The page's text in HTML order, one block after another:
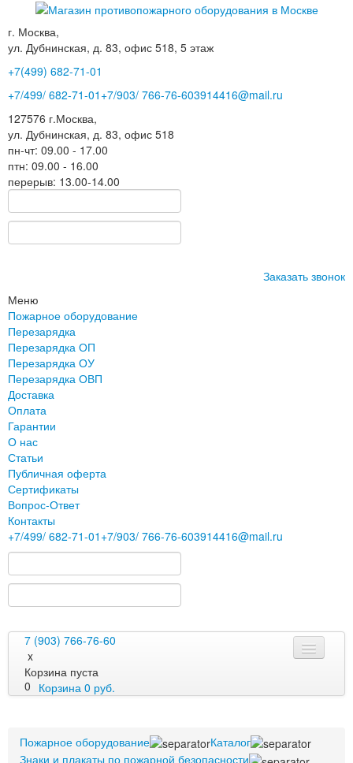
г. Москва,
ул. Дубнинская, д. 83, офис 518, 5 этаж
+7(499) 682-71-01
+7/499/ 682-71-01 +7/903/ 766-76-603914416@mail.ru
127576 г.Москва,
ул. Дубнинская, д. 83, офис 518
пн-чт: 09.00 - 17.00
птн: 09.00 - 16.00
перерыв: 13.00-14.00
Заказать звонок
Меню
Пожарное оборудование
Перезарядка
Перезарядка ОП
Перезарядка ОУ
Перезарядка ОВП
Доставка
Оплата
Гарантии
О нас
Статьи
Публичная оферта
Сертификаты
Вопрос-Ответ
Контакты
+7/499/ 682-71-01 +7/903/ 766-76-603914416@mail.ru
7 (903) 766-76-60
x
Корзина пуста
0 Корзина 0 руб.
Перезарядка
Пожарное оборудование
Каталог
Знаки и плакаты по пожарной безопасности